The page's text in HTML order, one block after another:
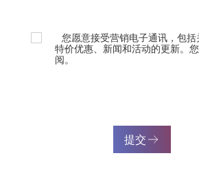
您愿意接受营销电子通讯，包括
特价优惠、新闻和活动的更新。
阅。
提交